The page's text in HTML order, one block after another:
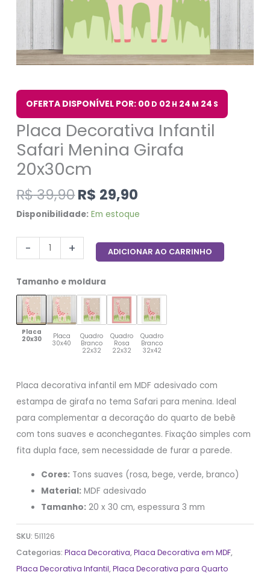
OFERTA DISPONÍVEL POR: 00 D 02 H 24 M 24 S
Placa Decorativa Infantil
Safari Menina Girafa
20x30cm
R$39,90R$ 29,90
Disponibilidade: Em estoque
- + ADICIONAR AO CARRINHO
Tamanho e moldura
Placa
20x30
Placa
30x40
Quadro
Branco
22x32
Quadro
Rosa
22x32
Quadro
Branco
32x42
Placa decorativa infantil em MDF adesivado com
estampa de girafa no tema Safari para menina. Ideal
para complementar a decoração do quarto de bebê
com tons suaves e aconchegantes. Fixação simples com
fita dupla face, sem necessidade de furar a parede.
Cores: Tons suaves (rosa, bege, verde, branco)
Material: MDF adesivado
Tamanho: 20 x 30 cm, espessura 3 mm
SKU: 5I1126
Categorias:Placa Decorativa,Placa Decorativa em MDF,
Placa Decorativa Infantil,Placa Decorativa para Quarto